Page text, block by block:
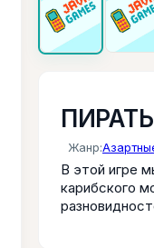
Жанр:
В этой игре
карибского